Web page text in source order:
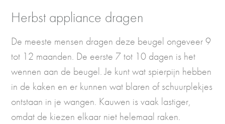
Herbst appliance dragen
De meeste mensen dragen deze beugel ongeveer 9
tot 12 maanden. De eerste 7 tot 10 dagen is het
wennen aan de beugel. Je kunt wat spierpijn hebben
in de kaken en er kunnen wat blaren of schuurplekjes
ontstaan in je wangen. Kauwen is vaak lastiger,
omdat de kiezen elkaar niet helemaal raken.